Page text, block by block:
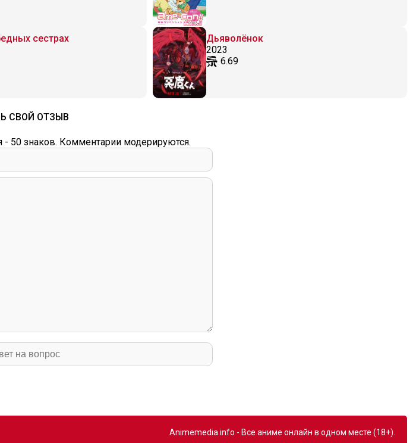
сестрах
Дьяволёнок
2023
6.69
СВОЙ ОТЗЫВ
50 знаков. Комментарии модерируются.
Animemedia.info - Все аниме онлайн в одном месте (18+).